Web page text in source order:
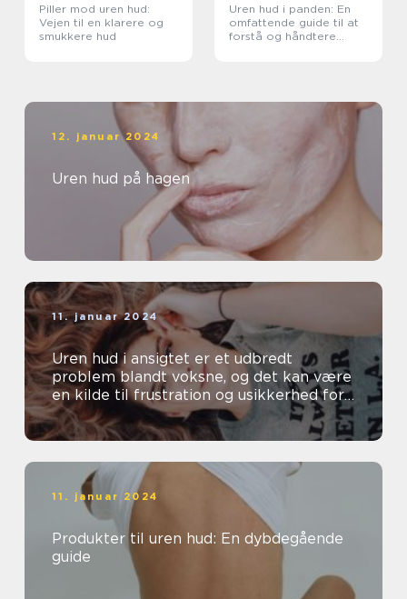
Piller mod uren hud:
Vejen til en klarere og
smukkere hud
Uren hud i panden: En
omfattende guide til at
forstå og håndtere
12. januar 2024
Uren hud på hagen
11. januar 2024
Uren hud i ansigtet er et udbredt
problem blandt voksne, og det kan være
en kilde til frustration og usikkerhed for
mange mennesker
11. januar 2024
Produkter til uren hud: En dybdegående
guide